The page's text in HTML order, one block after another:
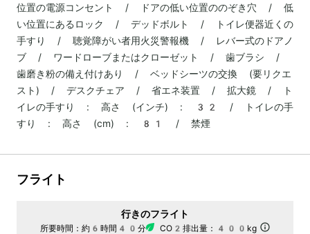
位置の電源コンセント / ドアの低い位置ののぞき穴 / 低
い位置にあるロック / デッドボルト / トイレ便器近くの
手すり / 聴覚障がい者用火災警報機 / レバー式のドアノ
ブ / ワードローブまたはクローゼット / 歯ブラシ /
歯磨き粉の備え付けあり / ベッドシーツの交換 (要リクエ
スト) / デスクチェア / 省エネ装置 / 拡大鏡 / ト
イレの手すり : 高さ (インチ) : 32 / トイレの手
すり : 高さ (cm) : 81 / 禁煙
フライト
行きのフライト
所要時間： 約6時間40分 CO2排出量： 400kg